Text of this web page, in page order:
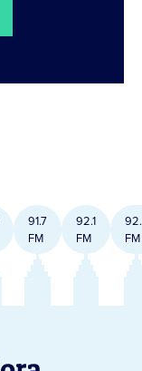
91.7
FM
92.1
FM
FM